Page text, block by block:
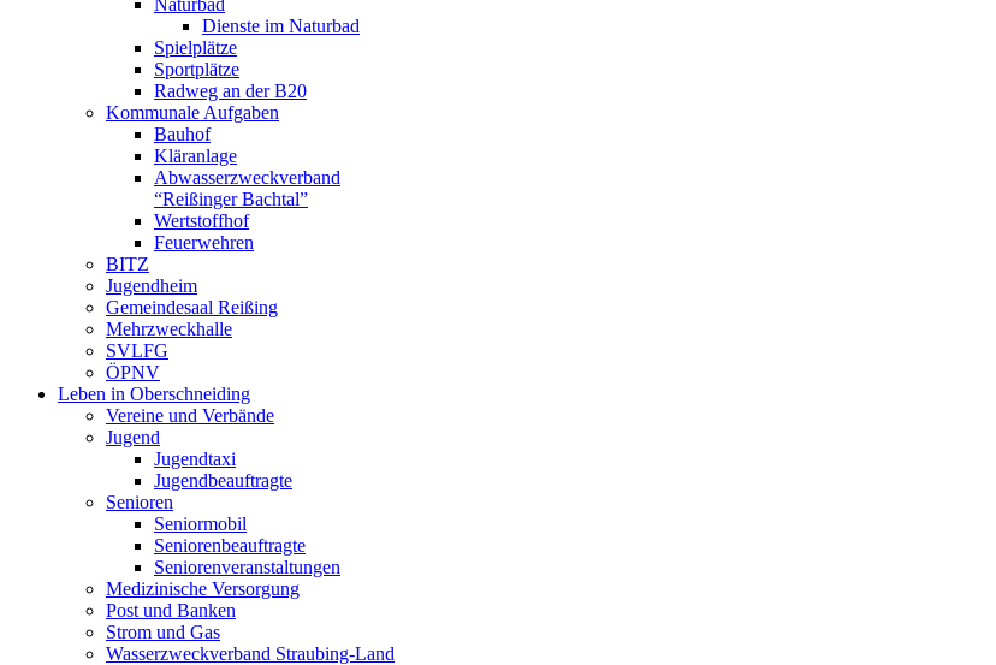
Naturbad
Dienste im Naturbad
Spielplätze
Sportplätze
Radweg an der B20
Kommunale Aufgaben
Bauhof
Kläranlage
Abwasserzweckverband
“Reißinger Bachtal”
Wertstoffhof
Feuerwehren
BITZ
Jugendheim
Gemeindesaal Reißing
Mehrzweckhalle
SVLFG
ÖPNV
Leben in Oberschneiding
Vereine und Verbände
Jugend
Jugendtaxi
Jugendbeauftragte
Senioren
Seniormobil
Seniorenbeauftragte
Seniorenveranstaltungen
Medizinische Versorgung
Post und Banken
Strom und Gas
Wasserzweckverband Straubing-Land